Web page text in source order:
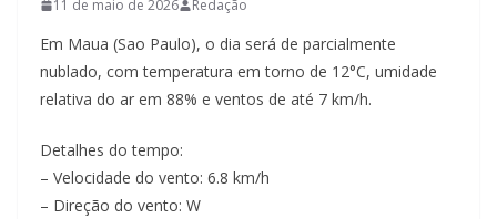
11 de maio de 2026 Redação
Em Maua (Sao Paulo), o dia será de parcialmente
nublado, com temperatura em torno de 12°C, umidade
relativa do ar em 88% e ventos de até 7 km/h.
Detalhes do tempo:
– Velocidade do vento: 6.8 km/h
– Direção do vento: W